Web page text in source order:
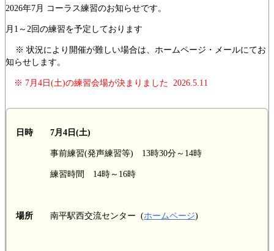
2026年7月 コーラス練習のお知らせです。
月1～2回の練習を予定しております
※ 状況により開催が難しい場合は、ホームページ・メールにてお
知らせします。
※ 7月4日(土)の練習会場が決まりました 2026.5.11
日時 7月4日(土)
事前練習(発声練習等) 13時30分～14時
練習時間 14時～16時
場所 南平駅西交流センター (ホームページ)